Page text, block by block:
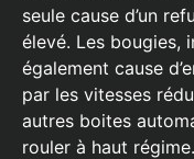
seule cause d’un
élevé. Les bougies,
également cause
par les vitesses
autres boites
rouler à haut